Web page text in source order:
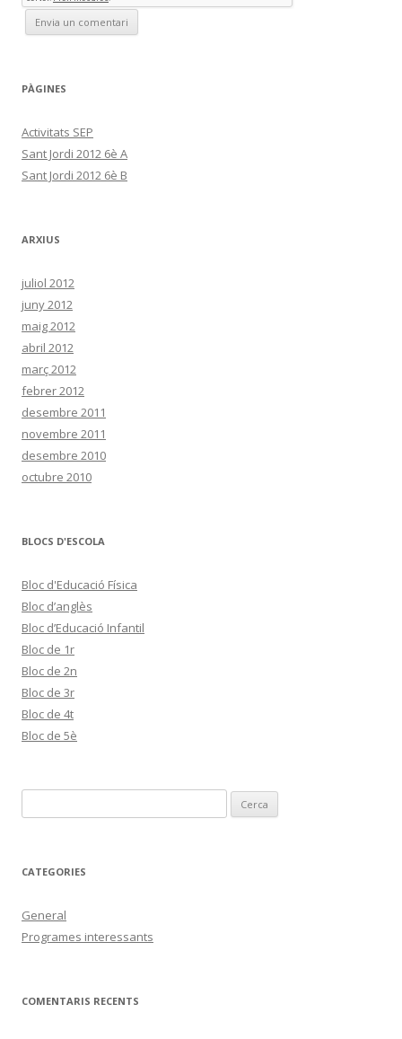
PÀGINES
Activitats SEP
Sant Jordi 2012 6è A
Sant Jordi 2012 6è B
ARXIUS
juliol 2012
juny 2012
maig 2012
abril 2012
març 2012
febrer 2012
desembre 2011
novembre 2011
desembre 2010
octubre 2010
BLOCS D'ESCOLA
Bloc d'Educació Física
Bloc d’anglès
Bloc d’Educació Infantil
Bloc de 1r
Bloc de 2n
Bloc de 3r
Bloc de 4t
Bloc de 5è
e
c
CATEGORIES
General
Programes interessants
COMENTARIS RECENTS